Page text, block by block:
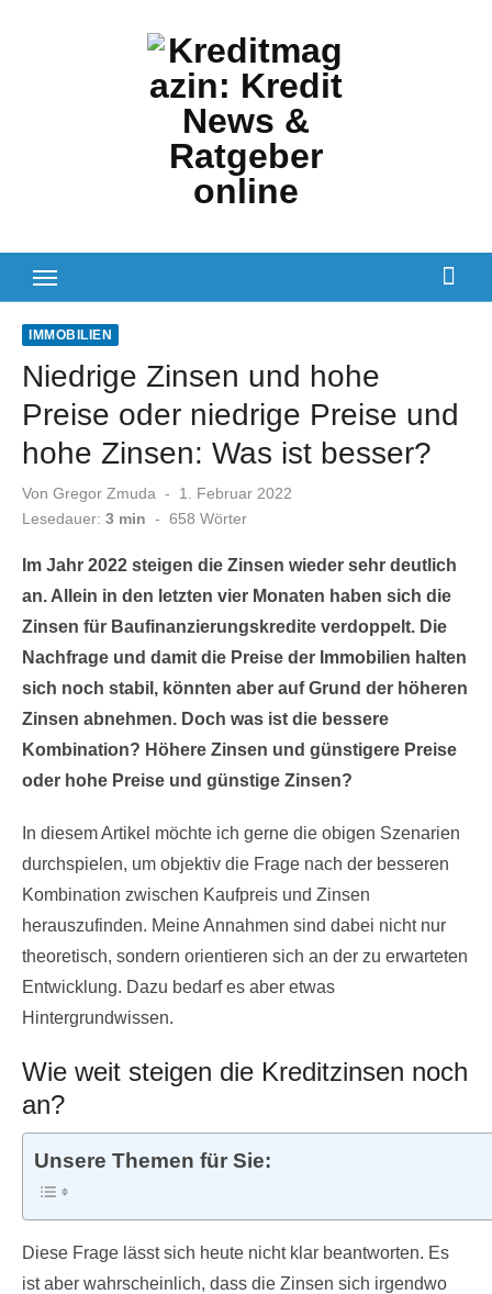
IMMOBILIEN
Niedrige Zinsen und hohe
Preise oder niedrige Preise und
hohe Zinsen: Was ist besser?
Von Gregor Zmuda
Veröffentlicht
am
1. Februar 2022
Lesedauer: 3 min - 658 Wörter
Im Jahr 2022 steigen die Zinsen wieder sehr deutlich
an. Allein in den letzten vier Monaten haben sich die
Zinsen für Baufinanzierungskredite verdoppelt. Die
Nachfrage und damit die Preise der Immobilien halten
sich noch stabil, könnten aber auf Grund der höheren
Zinsen abnehmen. Doch was ist die bessere
Kombination? Höhere Zinsen und günstigere Preise
oder hohe Preise und günstige Zinsen?
In diesem Artikel möchte ich gerne die obigen Szenarien
durchspielen, um objektiv die Frage nach der besseren
Kombination zwischen Kaufpreis und Zinsen
herauszufinden. Meine Annahmen sind dabei nicht nur
theoretisch, sondern orientieren sich an der zu erwarteten
Entwicklung. Dazu bedarf es aber etwas
Hintergrundwissen.
Wie weit steigen die Kreditzinsen noch
an?
Unsere Themen für Sie:
Diese Frage lässt sich heute nicht klar beantworten. Es
ist aber wahrscheinlich, dass die Zinsen sich irgendwo